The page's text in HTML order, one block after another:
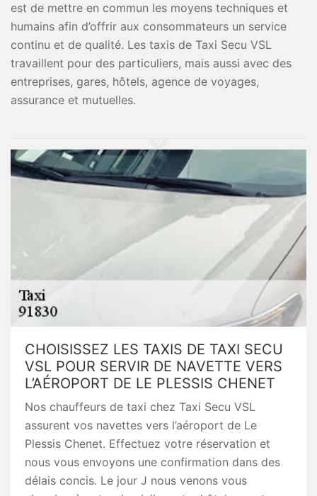
est de mettre en commun les moyens techniques et
humains afin d’offrir aux consommateurs un service
continu et de qualité. Les taxis de Taxi Secu VSL
travaillent pour des particuliers, mais aussi avec des
entreprises, gares, hôtels, agence de voyages,
assurance et mutuelles.
CHOISISSEZ LES TAXIS DE TAXI SECU
VSL POUR SERVIR DE NAVETTE VERS
L’AÉROPORT DE LE PLESSIS CHENET
Nos chauffeurs de taxi chez Taxi Secu VSL
assurent vos navettes vers l’aéroport de Le
Plessis Chenet. Effectuez votre réservation et
nous vous envoyons une confirmation dans des
délais concis. Le jour J nous venons vous